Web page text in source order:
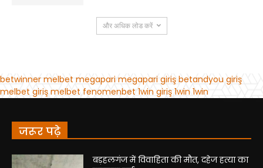
जरूर पढ़े
बड़हलगंज में विवाहिता की मौत, दहेज हत्या का